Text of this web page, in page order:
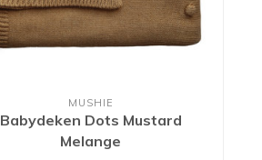
MUSHIE
Babydeken Dots Mustard
Melange